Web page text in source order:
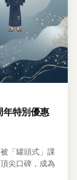
年特別優惠
「罐頭式」課
尖口碑，成為